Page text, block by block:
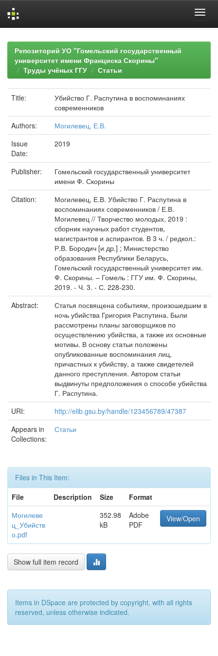
navigationРепозиторий УО "Гомельский государственный
университет имени Франциска Скорины"
Труды учёных ГГУ
Статьи
Title:
Убийство Г. Распутина в воспоминаниях
современников
Authors:
Могилевец, Е.В.
Issue
Date:
2019
Publisher:
Гомельский государственный университет
имени Ф. Скорины
Citation:
Могилевец, Е.В. Убийство Г. Распутина в
воспоминаниях современников / Е.В.
Могилевец // Творчество молодых, 2019 :
сборник научных работ студентов,
магистрантов и аспирантов. В 3 ч. / редкол.:
Р.В. Бородич [и др.] ; Министерство
образования Республики Беларусь,
Гомельский государственный университет им.
Ф. Скорины. – Гомель : ГГУ им. Ф. Скорины,
2019. - Ч. 3. - С. 228-230.
Abstract:
Статья посвящена событиям, произошедшим в
ночь убийства Григория Распутина. Были
рассмотрены планы заговорщиков по
осуществлению убийства, а также их основные
мотивы. В основу статьи положены
опубликованные воспоминания лиц,
причастных к убийству, а также свидетелей
данного преступления. Автором статьи
выдвинуты предположения о способе убийства
Г. Распутина.
URI:
http://elib.gsu.by/handle/123456789/47387
Appears in
Collections:
Статьи
Files in This Item:
File
Description Size
Format
Могилеве
ц_Убийств
о.pdf
352.98
kB
Adobe
PDF
View/Open
Show full item record
Items in DSpace are protected by copyright, with all rights
reserved, unless otherwise indicated.